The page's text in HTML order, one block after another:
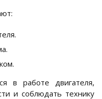
в работе двигателя,
и соблюдать технику